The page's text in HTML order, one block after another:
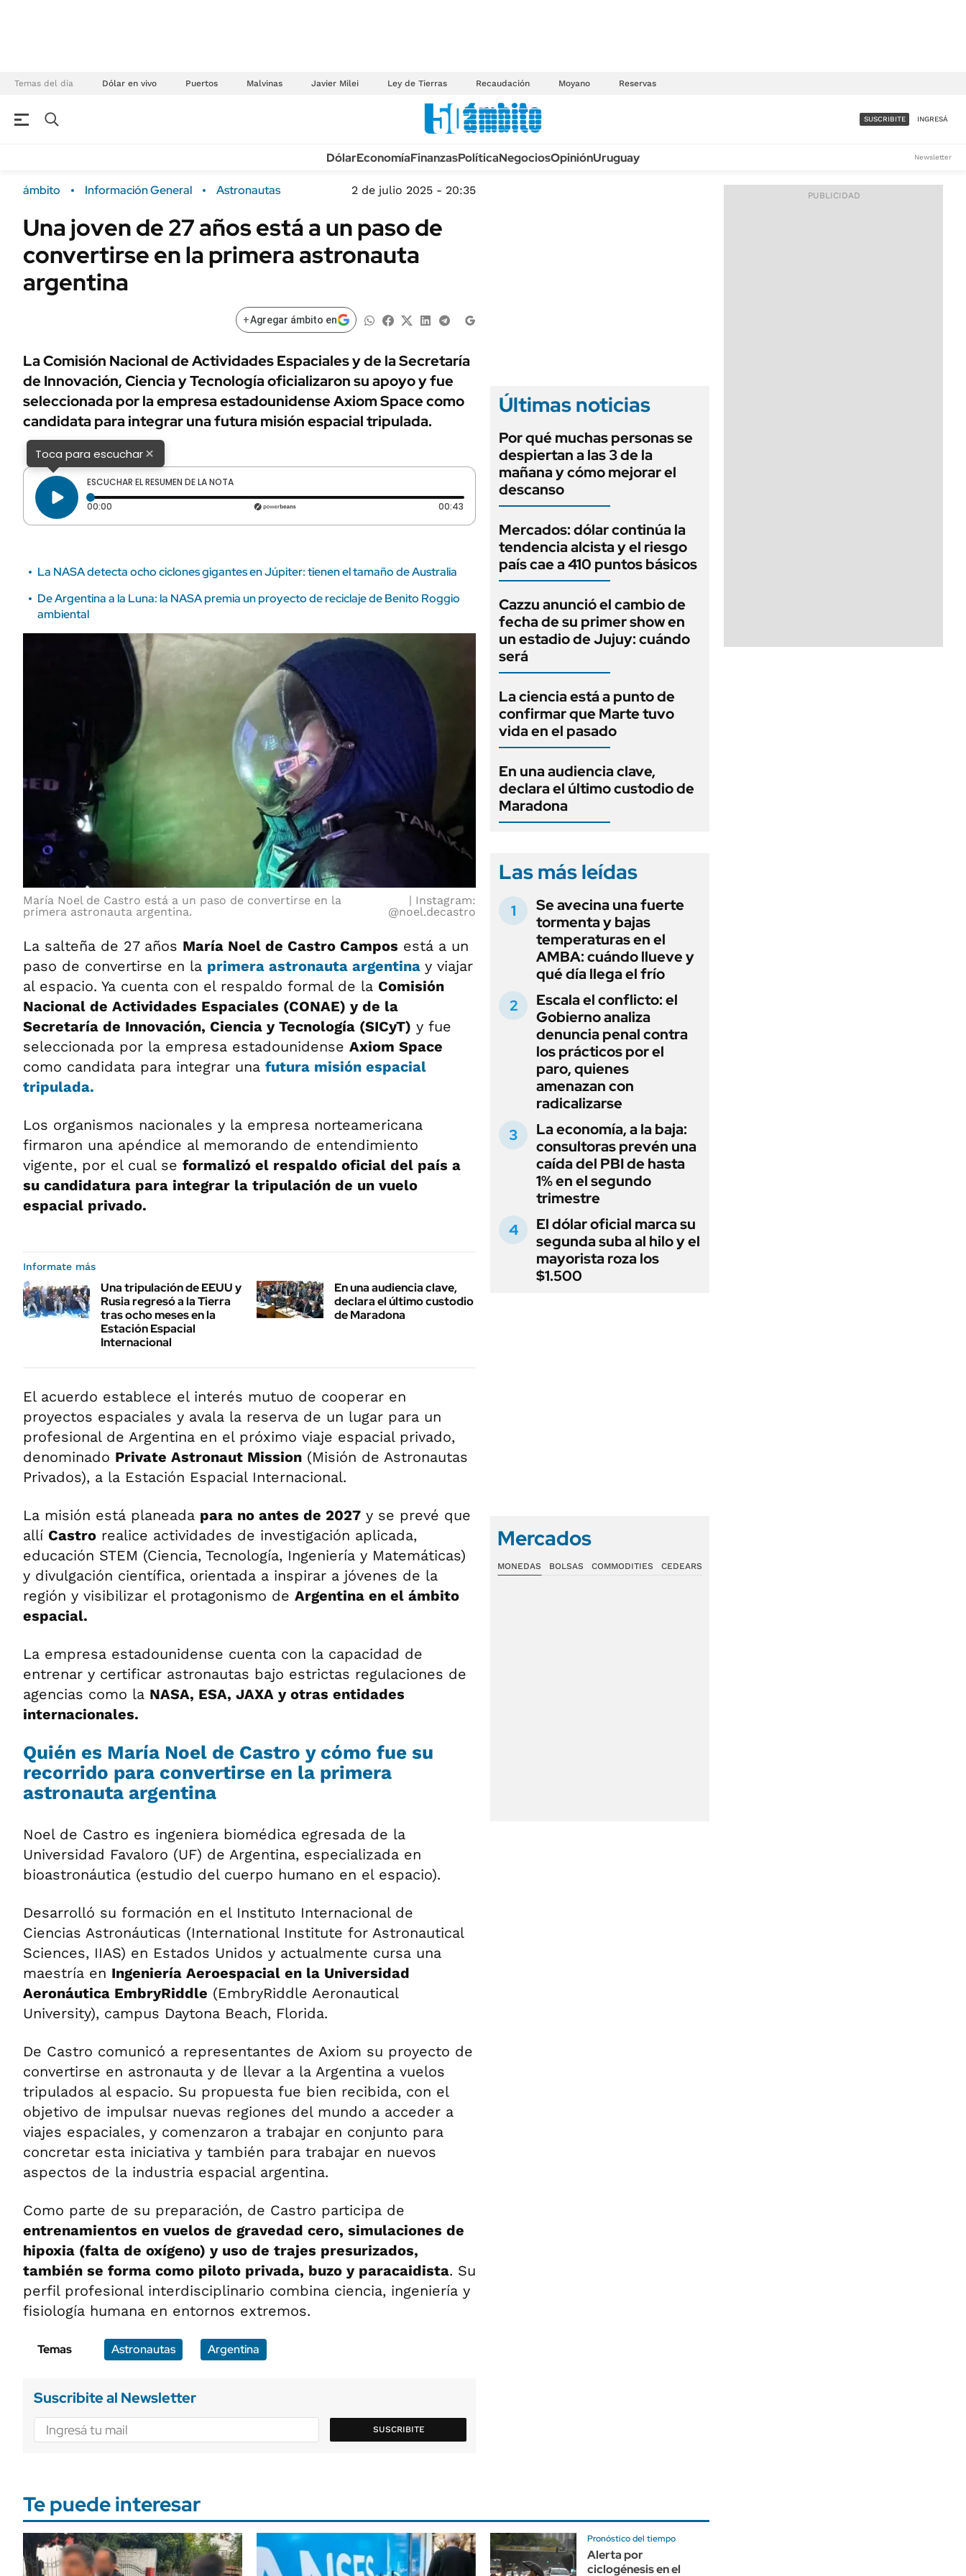
Temas del día Dólar en vivo Puertos Malvinas Javier Milei Ley de Tierras Recaudación Moyano Reservas
Campo
FINANZAS
Dólar
Sustentabilidad
ENERGY REPORT
URUGUAY
TECNOLOGÍA
MÉXICO
MUNDO
INFORMACIÓN GENERAL
AUTOS
ACCESO FULL - $1.800/MES
SUSCRIBITE INGRESÁ
DólarEconomíaFinanzasPolíticaNegociosOpiniónUruguay Newsletter
ámbito Información General Astronautas 2 de julio 2025 - 20:35
Una joven de 27 años está a un paso de
convertirse en la primera astronauta
argentina
+Agregar ámbito en
La Comisión Nacional de Actividades Espaciales y de la Secretaría
de Innovación, Ciencia y Tecnología oficializaron su apoyo y fue
seleccionada por la empresa estadounidense Axiom Space como
candidata para integrar una futura misión espacial tripulada.
Toca para escuchar×
ESCUCHAR EL RESUMEN DE LA NOTA
00:00 Tiempo transcurrido: 0 segundos 00:43 Duración: 43 segundos
La NASA detecta ocho ciclones gigantes en Júpiter: tienen el tamaño de Australia
De Argentina a la Luna: la NASA premia un proyecto de reciclaje de Benito Roggio
ambiental
María Noel de Castro está a un paso de convertirse en la
primera astronauta argentina.
Instagram:
@noel.decastro
La salteña de 27 años María Noel de Castro Campos está a un
paso de convertirse en la primera astronauta argentina y viajar
al espacio. Ya cuenta con el respaldo formal de la Comisión
Nacional de Actividades Espaciales (CONAE) y de la
Secretaría de Innovación, Ciencia y Tecnología (SICyT) y fue
seleccionada por la empresa estadounidense Axiom Space
como candidata para integrar una futura misión espacial
tripulada.
Los organismos nacionales y la empresa norteamericana
firmaron una apéndice al memorando de entendimiento
vigente, por el cual se formalizó el respaldo oficial del país a
su candidatura para integrar la tripulación de un vuelo
espacial privado.
Informate más
Una tripulación de EEUU y
Rusia regresó a la Tierra
tras ocho meses en la
Estación Espacial
Internacional
En una audiencia clave,
declara el último custodio
de Maradona
El acuerdo establece el interés mutuo de cooperar en
proyectos espaciales y avala la reserva de un lugar para un
profesional de Argentina en el próximo viaje espacial privado,
denominado Private Astronaut Mission (Misión de Astronautas
Privados), a la Estación Espacial Internacional.
La misión está planeada para no antes de 2027 y se prevé que
allí Castro realice actividades de investigación aplicada,
educación STEM (Ciencia, Tecnología, Ingeniería y Matemáticas)
y divulgación científica, orientada a inspirar a jóvenes de la
región y visibilizar el protagonismo de Argentina en el ámbito
espacial.
La empresa estadounidense cuenta con la capacidad de
entrenar y certificar astronautas bajo estrictas regulaciones de
agencias como la NASA, ESA, JAXA y otras entidades
internacionales.
Quién es María Noel de Castro y cómo fue su
recorrido para convertirse en la primera
astronauta argentina
Noel de Castro es ingeniera biomédica egresada de la
Universidad Favaloro (UF) de Argentina, especializada en
bioastronáutica (estudio del cuerpo humano en el espacio).
Desarrolló su formación en el Instituto Internacional de
Ciencias Astronáuticas (International Institute for Astronautical
Sciences, IIAS) en Estados Unidos y actualmente cursa una
maestría en Ingeniería Aeroespacial en la Universidad
Aeronáutica EmbryRiddle (EmbryRiddle Aeronautical
University), campus Daytona Beach, Florida.
De Castro comunicó a representantes de Axiom su proyecto de
convertirse en astronauta y de llevar a la Argentina a vuelos
tripulados al espacio. Su propuesta fue bien recibida, con el
objetivo de impulsar nuevas regiones del mundo a acceder a
viajes espaciales, y comenzaron a trabajar en conjunto para
concretar esta iniciativa y también para trabajar en nuevos
aspectos de la industria espacial argentina.
Como parte de su preparación, de Castro participa de
entrenamientos en vuelos de gravedad cero, simulaciones de
hipoxia (falta de oxígeno) y uso de trajes presurizados,
también se forma como piloto privada, buzo y paracaidista. Su
perfil profesional interdisciplinario combina ciencia, ingeniería y
fisiología humana en entornos extremos.
Temas Astronautas Argentina
Suscribite al Newsletter
SUSCRIBITE
Últimas noticias
Por qué muchas personas se
despiertan a las 3 de la
mañana y cómo mejorar el
descanso
Mercados: dólar continúa la
tendencia alcista y el riesgo
país cae a 410 puntos básicos
Cazzu anunció el cambio de
fecha de su primer show en
un estadio de Jujuy: cuándo
será
La ciencia está a punto de
confirmar que Marte tuvo
vida en el pasado
En una audiencia clave,
declara el último custodio de
Maradona
Las más leídas
Se avecina una fuerte
tormenta y bajas
temperaturas en el
AMBA: cuándo llueve y
qué día llega el frío
Escala el conflicto: el
Gobierno analiza
denuncia penal contra
los prácticos por el
paro, quienes
amenazan con
radicalizarse
La economía, a la baja:
consultoras prevén una
caída del PBI de hasta
1% en el segundo
trimestre
El dólar oficial marca su
segunda suba al hilo y el
mayorista roza los
$1.500
Mercados
MONEDAS BOLSAS COMMODITIES CEDEARS
Te puede interesar
Pronóstico del tiempo
Alerta por
ciclogénesis en el